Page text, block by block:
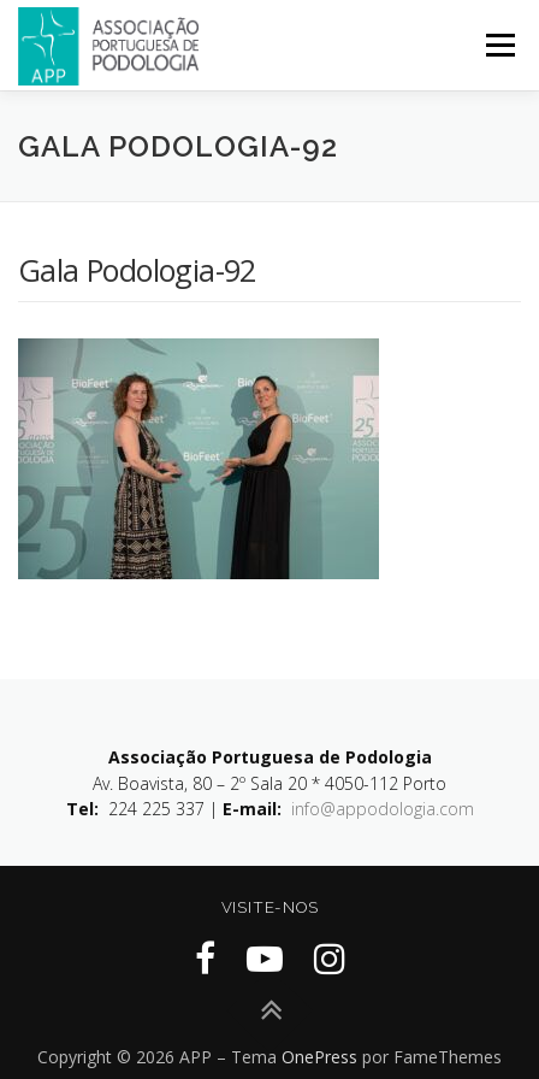
Menu
APP PODOLOGIA LICENCIATURA EM PODOLOGIA
GALA PODOLOGIA-92
Gala Podologia-92
Associação Portuguesa de Podologia
Av. Boavista, 80 – 2º Sala 20 * 4050-112 Porto
Tel: 224 225 337 | E-mail: info@appodologia.com
VISITE-NOS
Copyright © 2026 APP – Tema OnePress por FameThemes